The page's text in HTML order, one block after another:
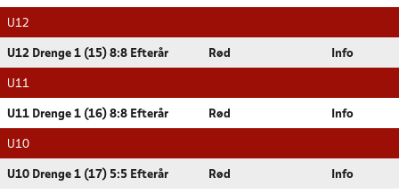
U12
U12 Drenge 1 (15) 8:8 Efterår Rød Info
U11
U11 Drenge 1 (16) 8:8 Efterår Rød Info
U10
U10 Drenge 1 (17) 5:5 Efterår Rød Info